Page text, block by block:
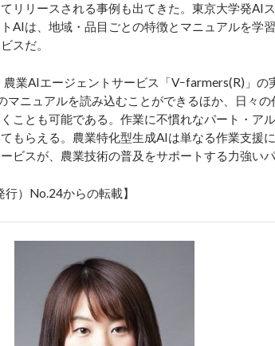
リリースされる事例も出てきた。東京大学発AI
AIは、地域・品目ごとの特徴とマニュアルを学
スだ。
業AIエージェントサービス「Vｰfarmers(R)」の
ニュアルを読み込むことができるほか、日々
ことも可能である。作業に不慣れなパート・ア
もらえる。農業特化型生成AIは単なる作業支援
ビスが、農業技術の普及をサポートする力強いパ
）No.24からの転載】